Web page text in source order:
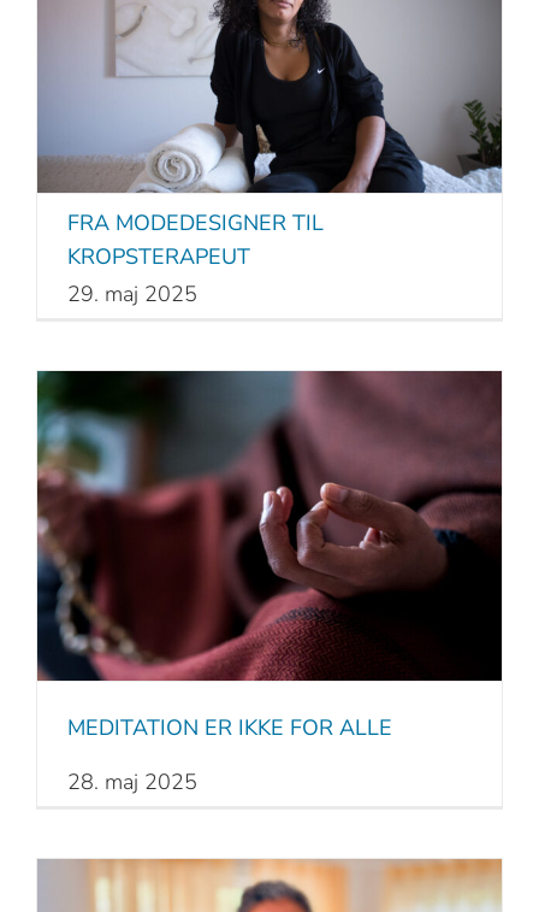
FRA MODEDESIGNER TIL
KROPSTERAPEUT
29. maj 2025
MEDITATION ER IKKE FOR ALLE
28. maj 2025